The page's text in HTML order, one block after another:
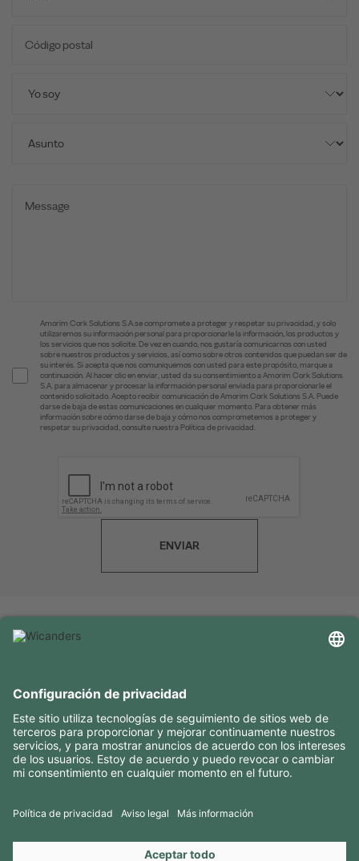
Amorim Cork Solutions S.A.se compromete a proteger y respetar su privacidad, y solo
utilizaremos su información personal para proporcionarle la información, los productos y
los servicios que nos solicite. De vez en cuando, nos gustaría comunicarnos con usted
sobre nuestros productos y servicios, así como sobre otros contenidos que puedan ser de
su interés. Si acepta que nos comuniquemos con usted para este propósito, marque a
continuación. Al hacer clic en enviar, usted da su consentimiento a Amorim Cork Solutions
S.A. para almacenar y procesar la información personal enviada para proporcionarle el
contenido solicitado. Acepto recibir comunicación de Amorim Cork Solutions S.A. Puede
darse de baja de estas comunicaciones en cualquier momento. Para obtener más
información sobre cómo darse de baja y cómo nos comprometemos a proteger y
respetar su privacidad, consulte nuestra Política de privacidad.
ENVIAR
CONTACTOS
SÍGANOS EN